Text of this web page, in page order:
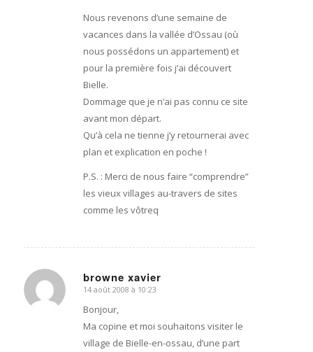
Nous revenons d’une semaine de
vacances dans la vallée d’Ossau (où
nous possédons un appartement) et
pour la première fois j’ai découvert
Bielle.
Dommage que je n’ai pas connu ce site
avant mon départ.
Qu’à cela ne tienne j’y retournerai avec
plan et explication en poche !
P.S. : Merci de nous faire “comprendre”
les vieux villages au-travers de sites
comme les vôtreq
browne xavier
dit
:
14 août 2008 à 10:23
Bonjour,
Ma copine et moi souhaitons visiter le
village de Bielle-en-ossau, d’une part